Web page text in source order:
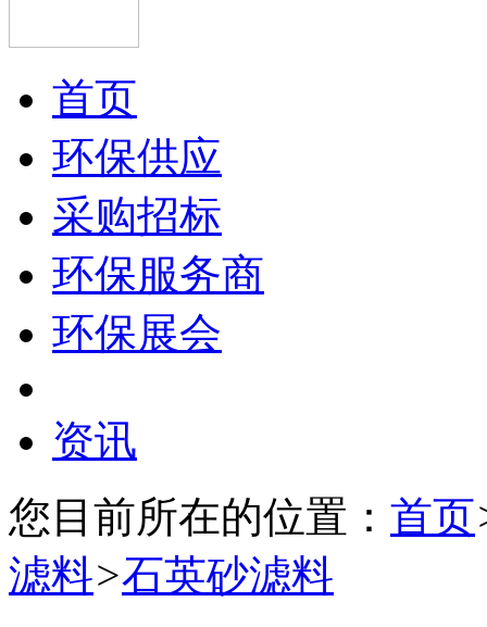
首页
环保供应
采购招标
环保服务商
环保展会
资讯
您目前所在的位置： 首页
滤料>石英砂滤料